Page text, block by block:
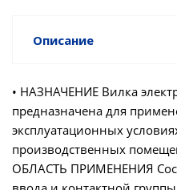
Описание
• НАЗНАЧЕНИЕ Вилка
предназначена для
эксплуатационных
производственных
ОБЛАСТЬ ПРИМЕНЕНИЯ